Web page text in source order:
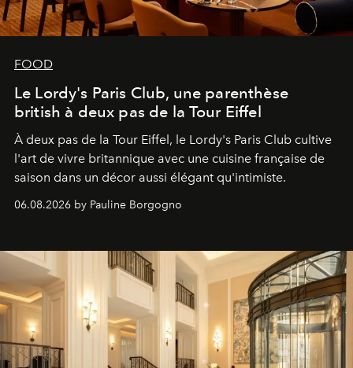
FOOD
Le Lordy's Paris Club, une parenthèse
british à deux pas de la Tour Eiffel
À deux pas de la Tour Eiffel, le Lordy's Paris Club cultive
l'art de vivre britannique avec une cuisine française de
saison dans un décor aussi élégant qu'intimiste.
06.08.2026 by Pauline Borgogno